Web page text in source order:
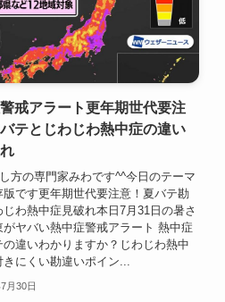
戒アラート更年期世代要注
テとじわじわ熱中症の違い
方の専門家みわです^^今日のテーマ
版です更年期世代要注意！夏バテ勘
じわ熱中症見破れ本日7月31日の暑さ
がヤバい熱中症警戒アラート 熱中症
の違いわかりますか？じわじわ熱中
にくい勘違いポイン...
月30日